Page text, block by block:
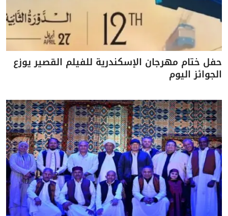
حفل ختام مهرجان الإسكندرية للفيلم القصير يوزع
الجوائز اليوم